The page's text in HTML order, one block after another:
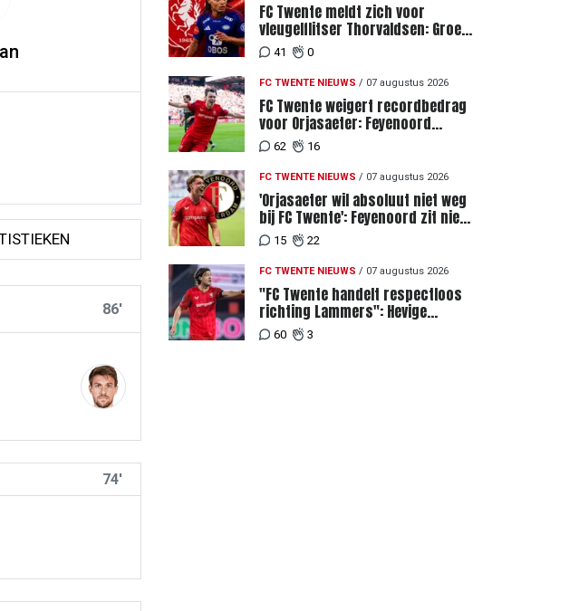
86'
74'
FC Twente meldt zich voor
vleugelflitser Thorvaldsen: Groen
licht voor miljoenenbod
41 0
FC TWENTE NIEUWS / 07 augustus 2026
FC Twente weigert recordbedrag
voor Orjasaeter: Feyenoord
genoemd na megabod
62 16
FC TWENTE NIEUWS / 07 augustus 2026
'Orjasaeter wil absoluut niet weg
bij FC Twente': Feyenoord zit niet
achter recordbod
15 22
FC TWENTE NIEUWS / 07 augustus 2026
"FC Twente handelt respectloos
richting Lammers": Hevige
discussie rondom degradatie tot
derde spits
60 3